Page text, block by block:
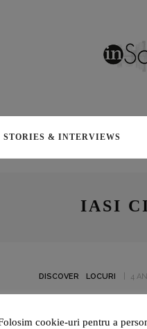
STORIES & INTERVIEWS
IASI
DISCOVER LOCURI 4
ALEGE SĂ-L
cookie-uri pentru a